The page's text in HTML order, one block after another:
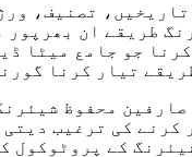
تصنیف،
طریقے ان بھرپور
جو جامع میٹا
تیار کرنا
محفوظ
کی ترغیب دیتی
کے پروٹوکول